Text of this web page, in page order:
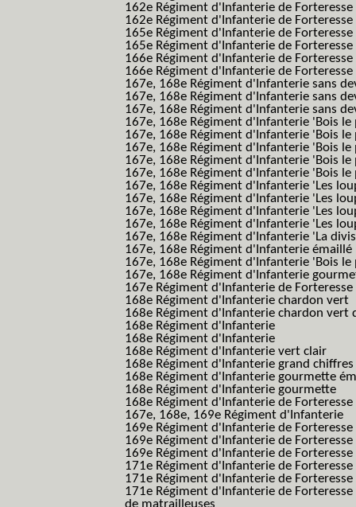
162e Régiment d'Infanterie de Forteresse
162e Régiment d'Infanterie de
165e Régiment d'Infanterie de Forteresse
165e Régiment d'Infanterie de Forteresse
166e Régiment d'Infanterie de Forteresse
166e Régiment d'Infanterie de Forteresse
167e, 168e Régiment d'Infanterie sans
167e, 168e Régiment d'Infanterie sans
167e, 168e Régiment d'Infanterie sans
167e, 168e Régiment d'Infanterie 'Bois
167e, 168e Régiment d'Infanterie 'Bois
167e, 168e Régiment d'Infanterie 'Bois
167e, 168e Régiment d'Infanterie 'Bois
167e, 168e Régiment d'Infanterie 'Bois
167e, 168e Régiment d'Infanterie 'Les
167e, 168e Régiment d'Infanterie 'Les
167e, 168e Régiment d'Infanterie 'Les
167e, 168e Régiment d'Infanterie 'Les
167e, 168e Régiment d'Infanterie 'La
167e, 168e Régiment d'Infanterie émaillé
167e, 168e Régiment d'Infanterie 'Bois
167e, 168e Régiment d'Infanterie
167e Régiment d'Infanterie de
168e Régiment d'Infanterie chardon vert
168e Régiment d'Infanterie chardon vert
168e Régiment d'Infanterie
168e Régiment d'Infanterie
168e Régiment d'Infanterie vert clair
168e Régiment d'Infanterie grand chiffres
168e Régiment d'Infanterie gourmette
168e Régiment d'Infanterie gourmette
168e Régiment d'Infanterie de Forteresse
167e, 168e, 169e Régiment d'Infanterie
169e Régiment d'Infanterie de Forteresse
169e Régiment d'Infanterie de
169e Régiment d'Infanterie de
171e Régiment d'Infanterie de Forteresse
171e Régiment d'Infanterie de
171e Régiment d'Infanterie de
de matrailleuses